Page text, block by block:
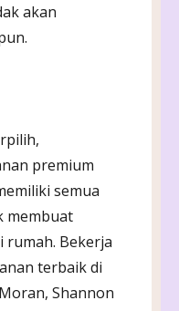
akan
premium
semua
membuat
rumah. Bekerja
terbaik di
Shannon